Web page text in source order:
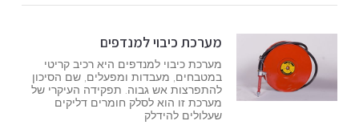
מערכת כיבוי למנדפים
מערכת כיבוי למנדפים היא רכיב קריטי
במטבחים, מעבדות ומפעלים, שם הסיכון
להתפרצות אש גבוה. תפקידה העיקרי של
מערכת זו הוא לסלק חומרים דליקים
שעלולים להידלק